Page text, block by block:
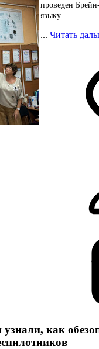
проведен
языку.
... Читать
как